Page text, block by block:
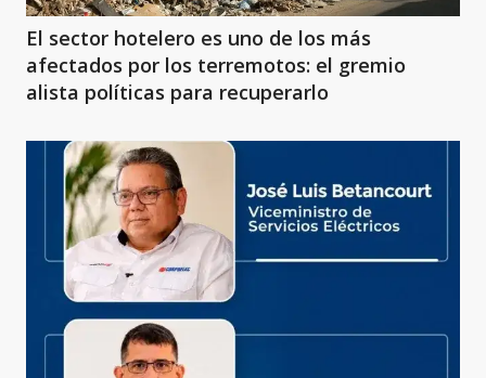
El sector hotelero es uno de los más
afectados por los terremotos: el gremio
alista políticas para recuperarlo